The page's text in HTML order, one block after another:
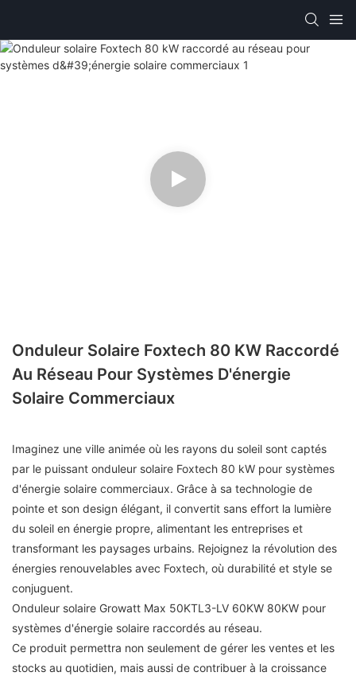
Onduleur Solaire Foxtech 80 KW Raccordé
Au Réseau Pour Systèmes D'énergie
Solaire Commerciaux
Imaginez une ville animée où les rayons du soleil sont captés
par le puissant onduleur solaire Foxtech 80 kW pour systèmes
d'énergie solaire commerciaux. Grâce à sa technologie de
pointe et son design élégant, il convertit sans effort la lumière
du soleil en énergie propre, alimentant les entreprises et
transformant les paysages urbains. Rejoignez la révolution des
énergies renouvelables avec Foxtech, où durabilité et style se
conjuguent.
Onduleur solaire Growatt Max 50KTL3-LV 60KW 80KW pour
systèmes d'énergie solaire raccordés au réseau.
Ce produit permettra non seulement de gérer les ventes et les
stocks au quotidien, mais aussi de contribuer à la croissance